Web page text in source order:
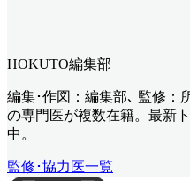
HOKUTO編集部
編集･作図：編集部､ 監修：
の専門医が複数在籍。最新
中。
監修･協力医一覧